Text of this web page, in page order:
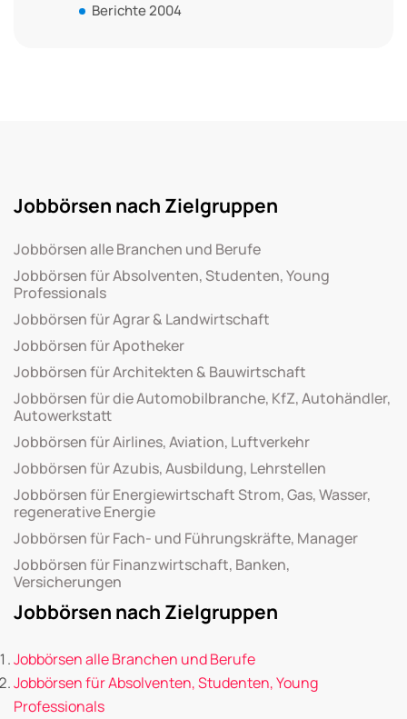
Berichte 2004
Jobbörsen nach Zielgruppen
Jobbörsen alle Branchen und Berufe
Jobbörsen für Absolventen, Studenten, Young
Professionals
Jobbörsen für Agrar & Landwirtschaft
Jobbörsen für Apotheker
Jobbörsen für Architekten & Bauwirtschaft
Jobbörsen für die Automobilbranche, KfZ, Autohändler,
Autowerkstatt
Jobbörsen für Airlines, Aviation, Luftverkehr
Jobbörsen für Azubis, Ausbildung, Lehrstellen
Jobbörsen für Energiewirtschaft Strom, Gas, Wasser,
regenerative Energie
Jobbörsen für Fach- und Führungskräfte, Manager
Jobbörsen für Finanzwirtschaft, Banken,
Versicherungen
Jobbörsen nach Zielgruppen
Jobbörsen alle Branchen und Berufe
Jobbörsen für Absolventen, Studenten, Young
Professionals